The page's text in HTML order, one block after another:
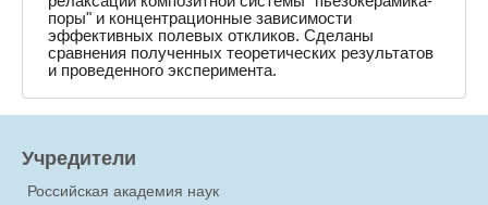
поры" и концентрационные зависимости
эффективных полевых откликов. Сделаны
сравнения полученных теоретических результатов
и проведенного эксперимента.
Учредители
Российская академия наук